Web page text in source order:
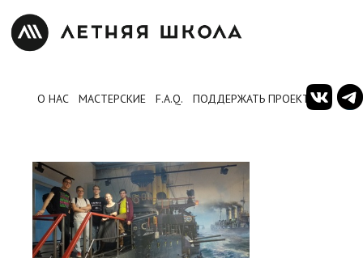
О НАС МАСТЕРСКИЕ F.A.Q. ПОДДЕРЖАТЬ ПРОЕКТ